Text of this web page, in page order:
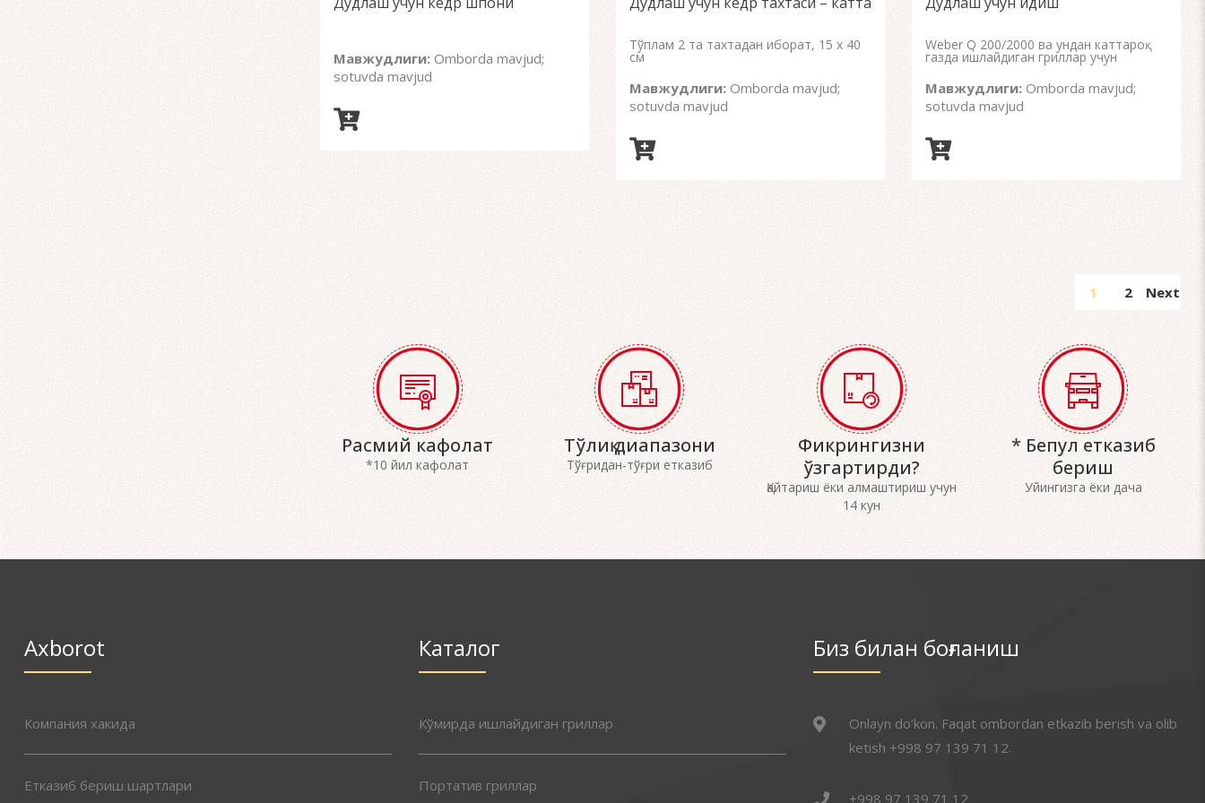
Мавжудлиги: Omborda mavjud;
sotuvda mavjud
Тўплам 2 та тахтадан иборат, 15 x 40
см
Мавжудлиги: Omborda mavjud;
sotuvda mavjud
Weber Q 200/2000 ва ундан каттароқ
газда ишлайдиган гриллар учун
Мавжудлиги: Omborda mavjud;
sotuvda mavjud
1 2 Next
Расмий кафолат
*10 йил кафолат
Тўлиқ диапазони
Тўғридан-тўғри етказиб
Фикрингизни
ўзгартирди?
Қайтариш ёки алмаштириш учун
14 кун
* Бепул етказиб
бериш
Уйингизга ёки дача
Axborot
Компания хакида
Етказиб бериш шартлари
Каталог
Кўмирда ишлайдиган гриллар
Портатив гриллар
Биз билан боғланиш
Onlayn do’kon. Faqat ombordan etkazib berish va olib
ketish +998 97 139 71 12.
+998 97 139 71 12